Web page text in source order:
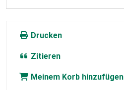
Drucken
Zitieren
Meinem Korb hinzufügen